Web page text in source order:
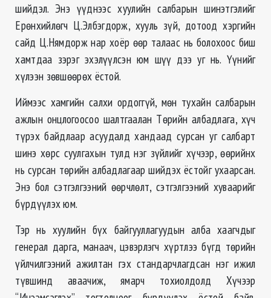
шийдэл. Энэ үүднээс хуулийн салбарын шинэтгэлийг
Ерөнхийлөгч Ц.Элбэгдорж, хууль зүй, дотоод хэргийн
сайд Ц.Нямдорж нар хоёр өөр талаас нь болохоос биш
хамтдаа зэрэг эхэлүүлсэн юм шүү дээ уг нь. Үүнийг
хүлээн зөвшөөрөх ёстой.
Иймээс хамгийн салхи ордоггүй, мөн тухайн салбарын
ажлын онцлогоосоо шалтгаалан Төрийн албадлага, хүч
түрэх байдлаар асуудалд хандаад сурсан уг салбарт
шинэ хөрс суулгахын тулд нэг зүйлийг хүчээр, өөрийнх
нь сурсан төрийн албадлагаар шийдэх ёстойг ухаарсан.
Энэ бол сэтгэлгээний өөрчлөлт, сэтгэлгээний хуваарийг
бүрдүүлэх юм.
Тэр нь хуулийн бүх байгууллагуудын алба хаагчдыг
генерал дарга, манаач, цэвэрлэгч хүртлээ бүгд төрийн
үйлчилгээний ажилтан гэх стандарчлагдсан нэг ижил
түвшинд аваачиж, ямарч тохиолдолд Хүчээр